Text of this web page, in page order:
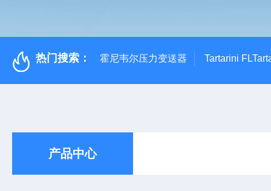
热门搜索： 霍尼韦尔压力变送器 Tartarini
产品中心